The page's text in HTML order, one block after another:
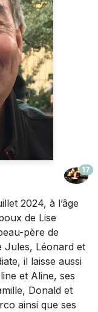
17
2024, à l’âge
de Lise
père de
Jules, Léonard et
il laisse aussi
et Aline, ses
Donald et
ainsi que ses